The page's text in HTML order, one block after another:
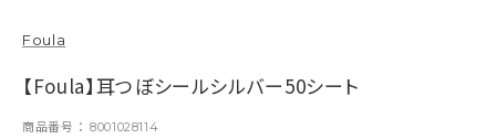
Foula
【Foula】耳つぼシールシルバー50シート
商品番号 8001028114